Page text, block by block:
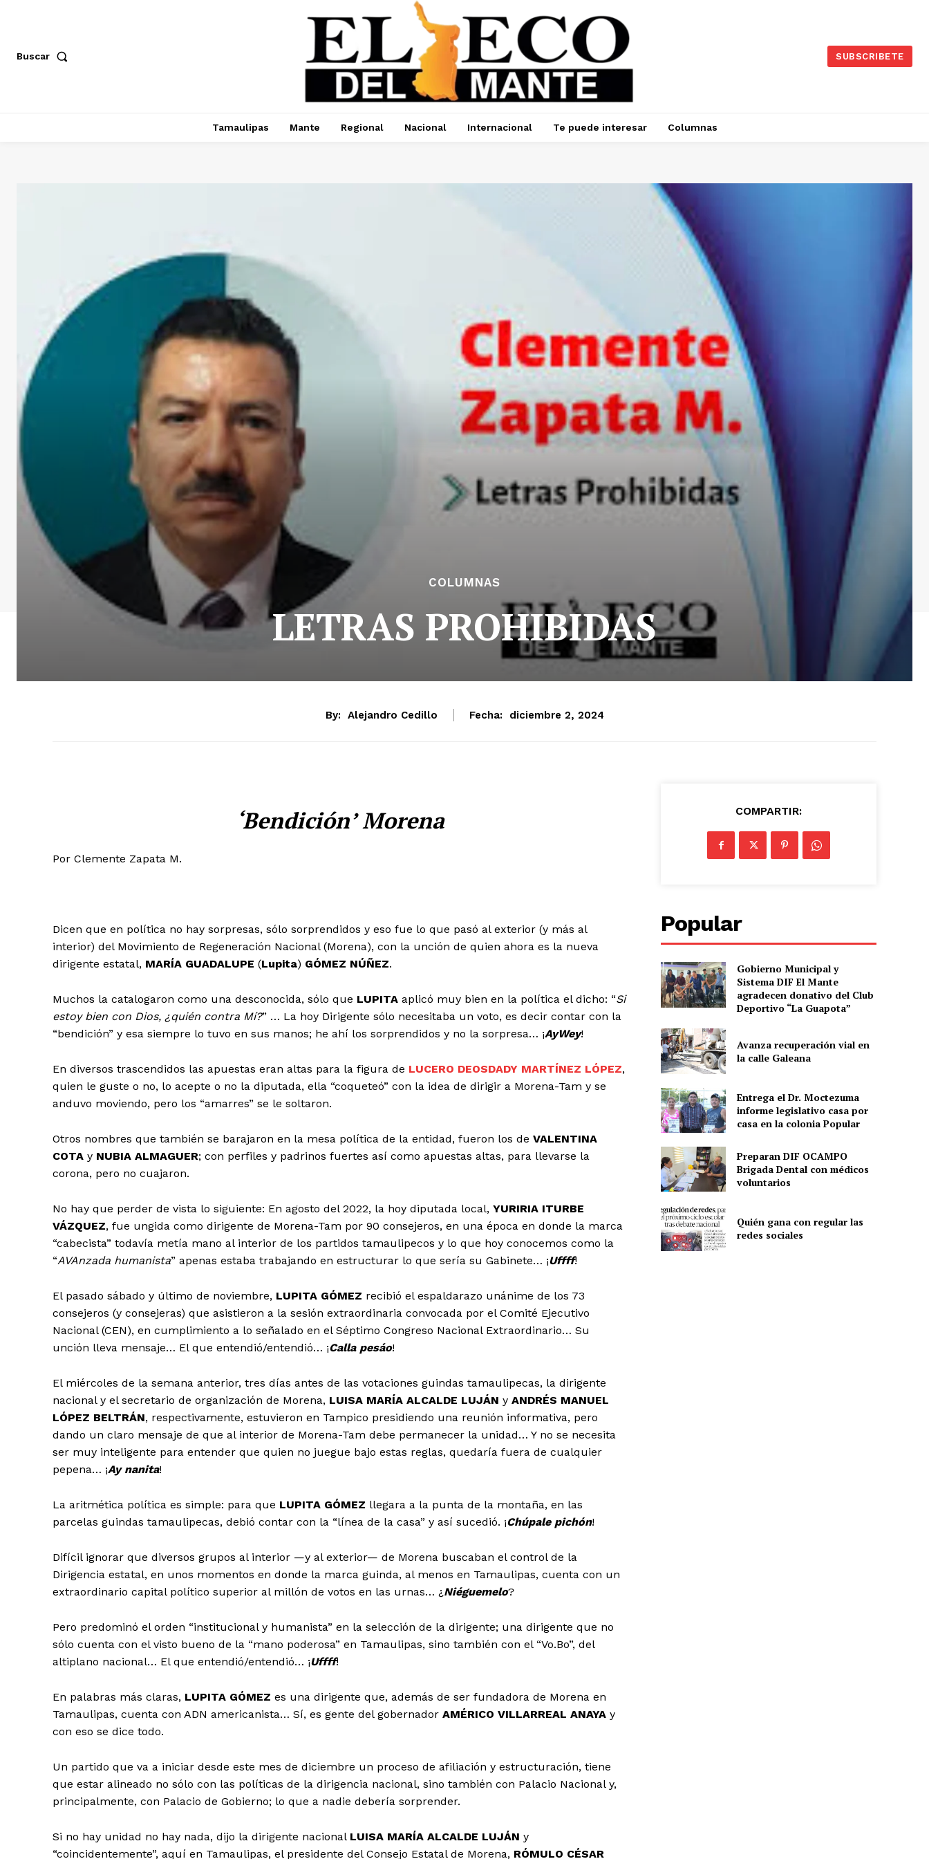
Buscar SUBSCRIBETE
Tamaulipas Mante Regional Nacional Internacional Te puede interesar Columnas
COLUMNAS
LETRAS PROHIBIDAS
By: Alejandro Cedillo Fecha: diciembre 2, 2024
‘Bendición’ Morena
Por Clemente Zapata M.
Dicen que en política no hay sorpresas, sólo sorprendidos y eso fue lo que pasó al exterior (y más al
interior) del Movimiento de Regeneración Nacional (Morena), con la unción de quien ahora es la nueva
dirigente estatal, MARÍA GUADALUPE (Lupita) GÓMEZ NÚÑEZ.
Muchos la catalogaron como una desconocida, sólo que LUPITA aplicó muy bien en la política el dicho: “Si
estoy bien con Dios, ¿quién contra Mí?” … La hoy Dirigente sólo necesitaba un voto, es decir contar con la
“bendición” y esa siempre lo tuvo en sus manos; he ahí los sorprendidos y no la sorpresa… ¡AyWey!
En diversos trascendidos las apuestas eran altas para la figura de LUCERO DEOSDADY MARTÍNEZ LÓPEZ,
quien le guste o no, lo acepte o no la diputada, ella “coqueteó” con la idea de dirigir a Morena-Tam y se
anduvo moviendo, pero los “amarres” se le soltaron.
Otros nombres que también se barajaron en la mesa política de la entidad, fueron los de VALENTINA
COTA y NUBIA ALMAGUER; con perfiles y padrinos fuertes así como apuestas altas, para llevarse la
corona, pero no cuajaron.
No hay que perder de vista lo siguiente: En agosto del 2022, la hoy diputada local, YURIRIA ITURBE
VÁZQUEZ, fue ungida como dirigente de Morena-Tam por 90 consejeros, en una época en donde la marca
“cabecista” todavía metía mano al interior de los partidos tamaulipecos y lo que hoy conocemos como la
“AVAnzada humanista” apenas estaba trabajando en estructurar lo que sería su Gabinete… ¡Uffff!
El pasado sábado y último de noviembre, LUPITA GÓMEZ recibió el espaldarazo unánime de los 73
consejeros (y consejeras) que asistieron a la sesión extraordinaria convocada por el Comité Ejecutivo
Nacional (CEN), en cumplimiento a lo señalado en el Séptimo Congreso Nacional Extraordinario… Su
unción lleva mensaje… El que entendió/entendió… ¡Calla pesáo!
El miércoles de la semana anterior, tres días antes de las votaciones guindas tamaulipecas, la dirigente
nacional y el secretario de organización de Morena, LUISA MARÍA ALCALDE LUJÁN y ANDRÉS MANUEL
LÓPEZ BELTRÁN, respectivamente, estuvieron en Tampico presidiendo una reunión informativa, pero
dando un claro mensaje de que al interior de Morena-Tam debe permanecer la unidad… Y no se necesita
ser muy inteligente para entender que quien no juegue bajo estas reglas, quedaría fuera de cualquier
pepena… ¡Ay nanita!
La aritmética política es simple: para que LUPITA GÓMEZ llegara a la punta de la montaña, en las
parcelas guindas tamaulipecas, debió contar con la “línea de la casa” y así sucedió. ¡Chúpale pichón!
Difícil ignorar que diversos grupos al interior —y al exterior— de Morena buscaban el control de la
Dirigencia estatal, en unos momentos en donde la marca guinda, al menos en Tamaulipas, cuenta con un
extraordinario capital político superior al millón de votos en las urnas… ¿Niéguemelo?
Pero predominó el orden “institucional y humanista” en la selección de la dirigente; una dirigente que no
sólo cuenta con el visto bueno de la “mano poderosa” en Tamaulipas, sino también con el “Vo.Bo”, del
altiplano nacional… El que entendió/entendió… ¡Uffff!
En palabras más claras, LUPITA GÓMEZ es una dirigente que, además de ser fundadora de Morena en
Tamaulipas, cuenta con ADN americanista… Sí, es gente del gobernador AMÉRICO VILLARREAL ANAYA y
con eso se dice todo.
Un partido que va a iniciar desde este mes de diciembre un proceso de afiliación y estructuración, tiene
que estar alineado no sólo con las políticas de la dirigencia nacional, sino también con Palacio Nacional y,
principalmente, con Palacio de Gobierno; lo que a nadie debería sorprender.
Si no hay unidad no hay nada, dijo la dirigente nacional LUISA MARÍA ALCALDE LUJÁN y
“coincidentemente”, aquí en Tamaulipas, el presidente del Consejo Estatal de Morena, RÓMULO CÉSAR
COMPARTIR:
Popular
Gobierno Municipal y
Sistema DIF El Mante
agradecen donativo del Club
Deportivo “La Guapota”
Avanza recuperación vial en
la calle Galeana
Entrega el Dr. Moctezuma
informe legislativo casa por
casa en la colonia Popular
Preparan DIF OCAMPO
Brigada Dental con médicos
voluntarios
Quién gana con regular las
redes sociales